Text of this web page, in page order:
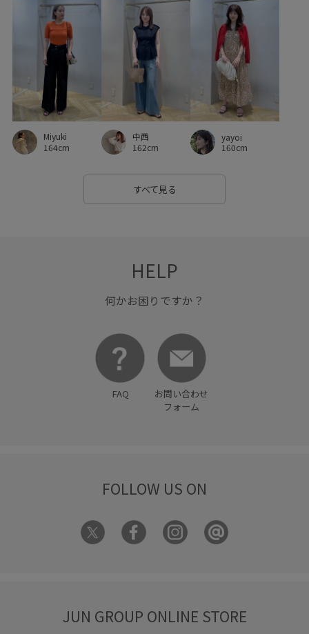
ミニバッグ モノグラム・アナグラム レーヨン混
ワイドパンツ ワンショルダー ワンピース 上品
伸縮性 光沢感 初夏 合わせやすい 夏小物
大容量 大胆なデザイン 幅広
後ろがゴム 快適 快適な着心地 春夏
柔らかな印象 清涼感 爽やか 牛革 着回しやすい
立体的 絶妙なシルエット 美脚
自宅で洗える 落ち感 薄手
Miyuki
164cm
中西
162cm
yayoi
160cm
すべて見る
HELP
何かお困りですか？
FAQ
お問い合わせ
フォーム
FOLLOW US ON
JUN GROUP ONLINE STORE